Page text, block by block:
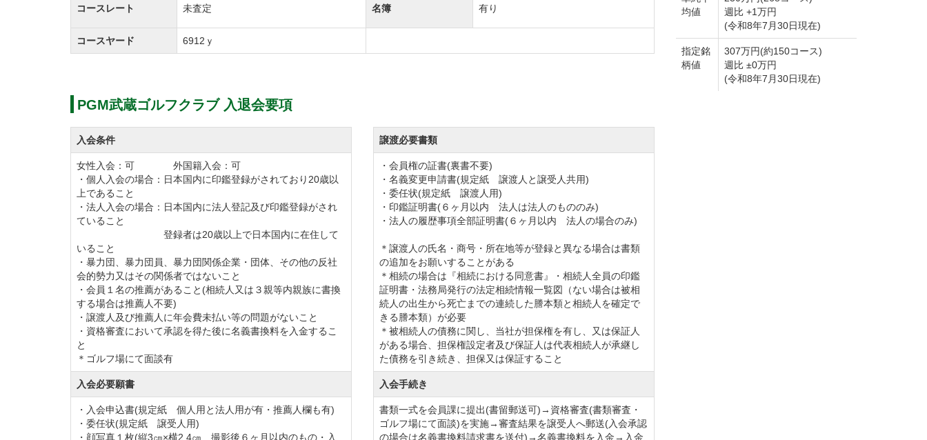
正会員の補充募集を下記のとおり実施します。
①会員種別及び口数
通常入会 2,530,000円（税込）
会員の紹介による入会 1,980,000円（税込）
2口以上同時入会 2,200,000円（税込）
※募集金額は全て入会金となる。（預託金はなし/入会金は返還しない）
③募集期間
令和3年10月1日より（募集口数に達し次第締切）
※会員権の名義書換は引き続き停止とする。
④年会費
110,000円（税込）
※入会初年度は月割納入とする。
年会費対象期間を下記のとおり変更します。
①年会費の対象期間
【変更前】4月～3月 → 【変更後】1月～12月
②年会費
【令和3年度分】令和3年4月1日から令和4年3月31日まで
コースレート 未査定 名簿 有り
コースヤード 6912ｙ
PGM武蔵ゴルフクラブ 入退会要項
入会条件
女性入会：可 外国籍入会：可
・個人入会の場合：日本国内に印鑑登録がされており20歳以
上であること
・法人入会の場合：日本国内に法人登記及び印鑑登録がされ
ていること
登録者は20歳以上で日本国内に在住して
いること
・暴力団、暴力団員、暴力団関係企業・団体、その他の反社
会的勢力又はその関係者ではないこと
・会員１名の推薦があること(相続人又は３親等内親族に書換
する場合は推薦人不要)
・譲渡人及び推薦人に年会費未払い等の問題がないこと
・資格審査において承認を得た後に名義書換料を入金するこ
と
＊ゴルフ場にて面談有
入会必要願書
・入会申込書(規定紙 個人用と法人用が有・推薦人欄も有)
・委任状(規定紙 譲受人用)
・顔写真１枚(縦3㎝×横2.4㎝ 撮影後６ヶ月以内のもの・入
譲渡必要書類
・会員権の証書(裏書不要)
・名義変更申請書(規定紙 譲渡人と譲受人共用)
・委任状(規定紙 譲渡人用)
・印鑑証明書(６ヶ月以内 法人は法人のもののみ)
・法人の履歴事項全部証明書(６ヶ月以内 法人の場合のみ)
＊譲渡人の氏名・商号・所在地等が登録と異なる場合は書類
の追加をお願いすることがある
＊相続の場合は『相続における同意書』・相続人全員の印鑑
証明書・法務局発行の法定相続情報一覧図（ない場合は被相
続人の出生から死亡までの連続した謄本類と相続人を確定で
きる謄本類）が必要
＊被相続人の債務に関し、当社が担保権を有し、又は保証人
がある場合、担保権設定者及び保証人は代表相続人が承継し
た債務を引き続き、担保又は保証すること
入会手続き
書類一式を会員課に提出(書留郵送可)→資格審査(書類審査・
ゴルフ場にて面談)を実施→審査結果を譲受人へ郵送(入会承認
の場合は名義書換料請求書を送付)→名義書換料を入金→入金
均値
週比 +1万円
(令和8年7月30日現在)
指定銘
柄値
307万円(約150コース)
週比 ±0万円
(令和8年7月30日現在)